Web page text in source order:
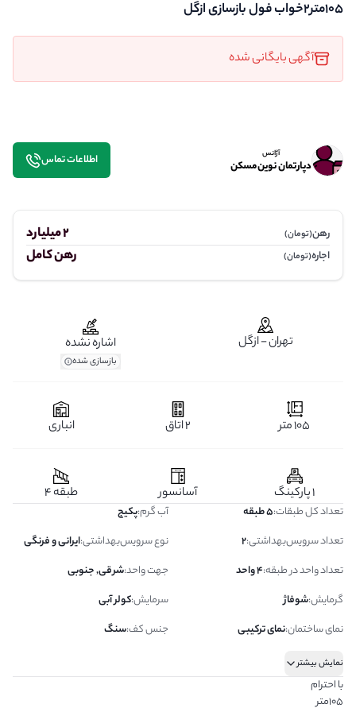
آگهی بایگانی شده
105متر2خواب فول بازسازی ازگل
رهن(تومان) 2 میلیارد
اجاره(تومان) رهن کامل
آژانس
دپارتمان نوین مسکن اطلاعات تماس
تهران - ازگل اشاره نشده
بازسازی شده
105 متر 2 اتاق انباری
1 پارکینگ آسانسور طبقه 4
تعداد کل طبقات:5 طبقه آب گرم:پکیج
تعداد سرویس‌بهداشتی:
2 نوع سرویس‌بهداشتی:ایرانی و فرنگی
تعداد واحد در طبقه:4 واحد جهت واحد:شرقی, جنوبی
گرمایش:شوفاژ سرمایش:کولر آبی
نمای ساختمان:نمای ترکیبی جنس کف:سنگ
نمایش بیشتر
با احترام
105متر